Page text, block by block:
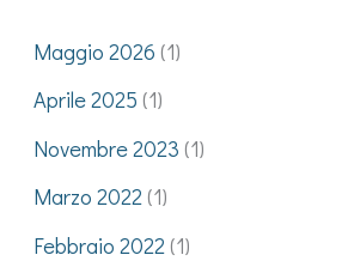
Maggio 2026 (1)
Aprile 2025 (1)
Novembre 2023 (1)
Marzo 2022(1)
Febbraio 2022 (1)